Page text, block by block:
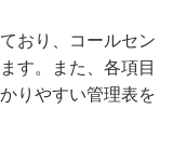
おり、コールセン
す。また、各項目
りやすい管理表を